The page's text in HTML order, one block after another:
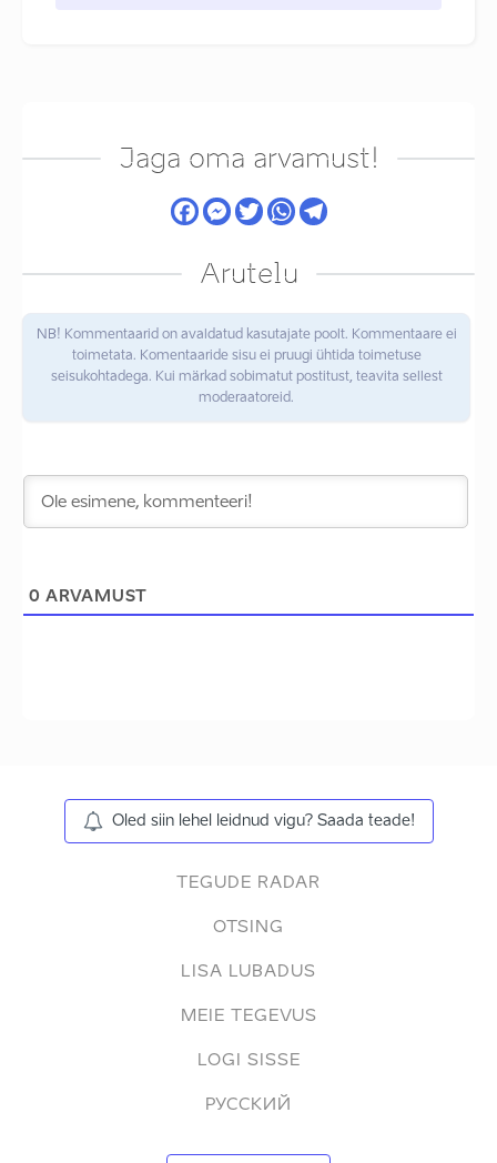
Jaga oma arvamust!
Arutelu
NB! Kommentaarid on avaldatud kasutajate poolt. Kommentaare ei
toimetata. Komentaaride sisu ei pruugi ühtida toimetuse
seisukohtadega. Kui märkad sobimatut postitust, teavita sellest
moderaatoreid.
0 ARVAMUST
Oled siin lehel leidnud vigu? Saada teade!
TEGUDE RADAR
OTSING
LISA LUBADUS
MEIE TEGEVUS
LOGI SISSE
РУССКИЙ